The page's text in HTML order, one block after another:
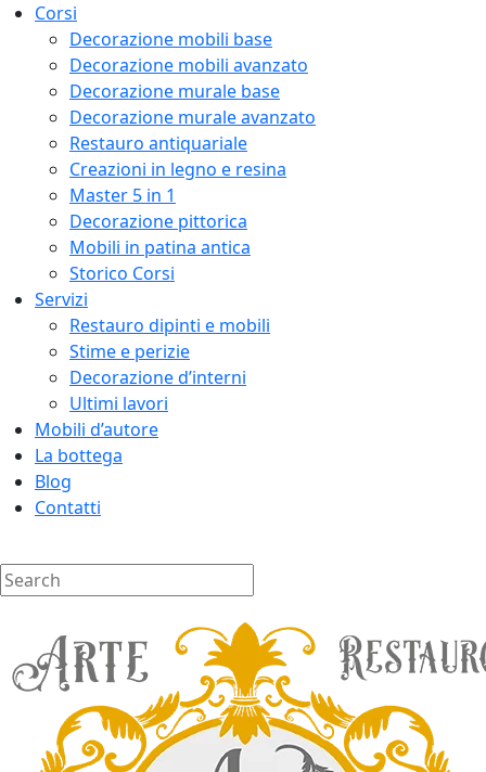
Corsi
Decorazione mobili base
Decorazione mobili avanzato
Decorazione murale base
Decorazione murale avanzato
Restauro antiquariale
Creazioni in legno e resina
Master 5 in 1
Decorazione pittorica
Mobili in patina antica
Storico Corsi
Servizi
Restauro dipinti e mobili
Stime e perizie
Decorazione d’interni
Ultimi lavori
Mobili d’autore
La bottega
Blog
Contatti